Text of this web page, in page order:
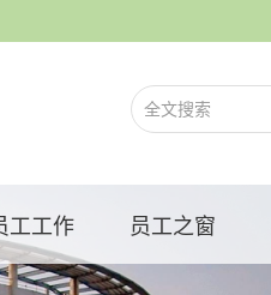
工工作 员工之窗